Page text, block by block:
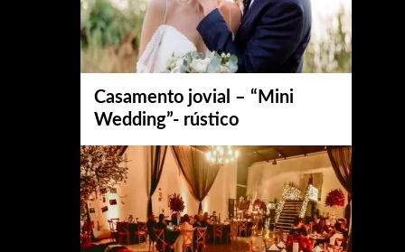
Casamento jovial – “Mini
Wedding”- rústico